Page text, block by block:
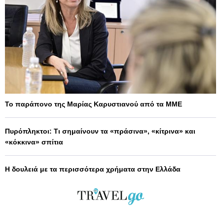
Το παράπονο της Μαρίας Καρυστιανού από τα ΜΜΕ
Πυρόπληκτοι: Τι σημαίνουν τα «πράσινα», «κίτρινα» και
«κόκκινα» σπίτια
Η δουλειά με τα περισσότερα χρήματα στην Ελλάδα